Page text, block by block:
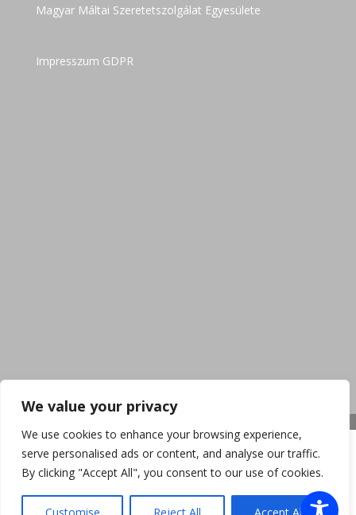
We value your privacy
We use cookies to enhance your browsing experience,
serve personalised ads or content, and analyse our traffic.
By clicking "Accept All", you consent to our use of cookies.
Magyar Máltai Szeretetszolgálat Egyesülete
Impresszum GDPR